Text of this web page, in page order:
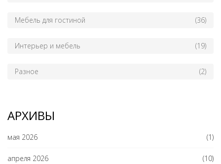
Мебель для гостиной (36)
Интерьер и мебель (19)
Разное (2)
АРХИВЫ
мая 2026 (1)
апреля 2026 (10)